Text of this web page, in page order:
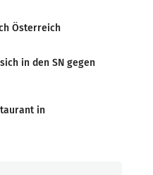
Österreich
in den SN gegen
in